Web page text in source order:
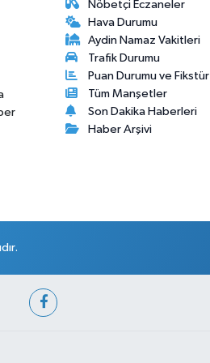
Nöbetçi Eczaneler
Hava Durumu
Aydin Namaz Vakitleri
Trafik Durumu
Puan Durumu ve Fikstür
Tüm Manşetler
Son Dakika Haberleri
Haber Arşivi